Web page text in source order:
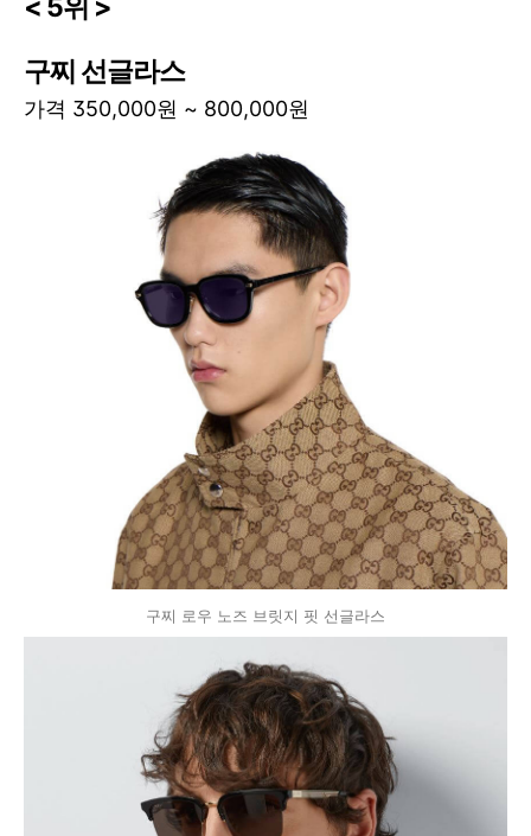
구찌 선글라스
가격 350,000원 ~ 800,000원
구찌 로우 노즈 브릿지 핏 선글라스